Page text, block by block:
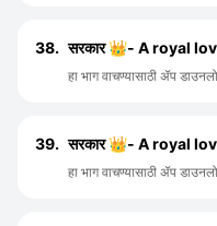
38. सरकार 👑- A royal
हा भाग वाचण्यासाठी ॲप
39. सरकार 👑- A royal
हा भाग वाचण्यासाठी ॲप